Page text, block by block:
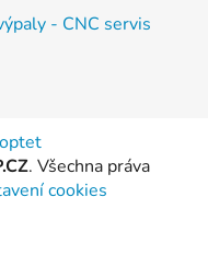
- CNC servis
. Všechna práva
cookies